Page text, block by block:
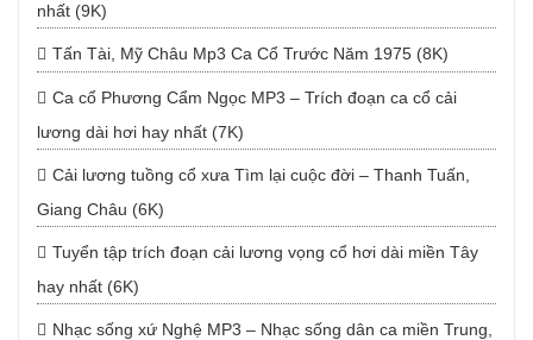
nhất (9K)
Tấn Tài, Mỹ Châu Mp3 Ca Cổ Trước Năm 1975 (8K)
Ca cổ Phương Cẩm Ngọc MP3 – Trích đoạn ca cổ cải
lương dài hơi hay nhất (7K)
Cải lương tuồng cổ xưa Tìm lại cuộc đời – Thanh Tuấn,
Giang Châu (6K)
Tuyển tập trích đoạn cải lương vọng cổ hơi dài miền Tây
hay nhất (6K)
Nhạc sống xứ Nghệ MP3 – Nhạc sống dân ca miền Trung,